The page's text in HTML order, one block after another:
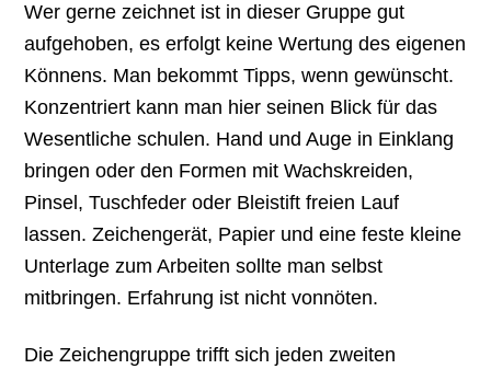
Wer gerne zeichnet ist in dieser Gruppe gut
aufgehoben, es erfolgt keine Wertung des eigenen
Könnens. Man bekommt Tipps, wenn gewünscht.
Konzentriert kann man hier seinen Blick für das
Wesentliche schulen. Hand und Auge in Einklang
bringen oder den Formen mit Wachskreiden,
Pinsel, Tuschfeder oder Bleistift freien Lauf
lassen. Zeichengerät, Papier und eine feste kleine
Unterlage zum Arbeiten sollte man selbst
mitbringen. Erfahrung ist nicht vonnöten.
Die Zeichengruppe trifft sich jeden zweiten